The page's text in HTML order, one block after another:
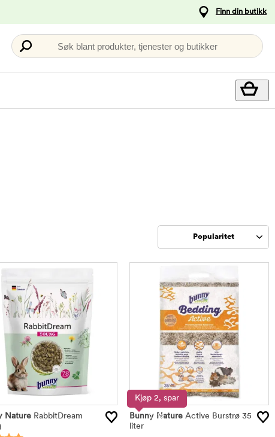
Finn din butikk
Søk blant produkter, tjenester og butikker
Popularitet
NatureRabbitDream
Kjøp 2, spar
15%
Bunny NatureActive Burstrø 35
liter